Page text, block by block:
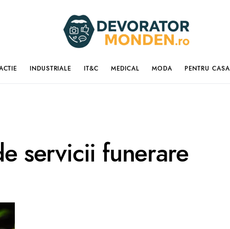
INDUSTRIALE IT&C MEDICAL MODA PENTRU CASA
servicii funerare